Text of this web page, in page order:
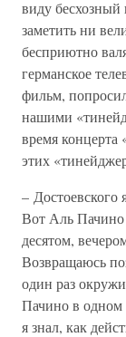
виду
заметить ни
бесприютно
германское
фильм,
нашими
время концерта
этих
– Достоевского
Вот Аль Пачино
десятом,
Возвращаюсь
один раз
Пачино в одном
я знал, как